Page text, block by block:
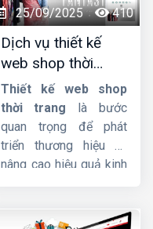
ấn tượng và tối ưu hóa
trải nghiệm người dùng
sẽ là cầu nối vững
chắc giữa thương hiệu
của bạn và khách hàng
tiềm năng, giúp bạn
bứt phá doanh số và
khẳng định vị thế trên
thị trường.
25/09/2025 410
Dịch vụ thiết kế
web shop thời
trang đẹp, ấn
tượng, chuyên
nghiệp
Thiết kế web shop
thời trang là bước
quan trọng để phát
triển thương hiệu và
nâng cao hiệu quả kinh
cấp dịch vụ
thiet ke